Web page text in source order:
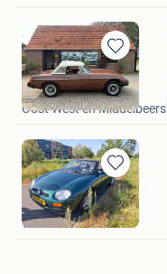
Bewaren
in
Mijn
Favorieten
Loco Classics
Oost West en Middelbeers
Bewaren
in
Mijn
Favorieten
Rob
Westknollendam